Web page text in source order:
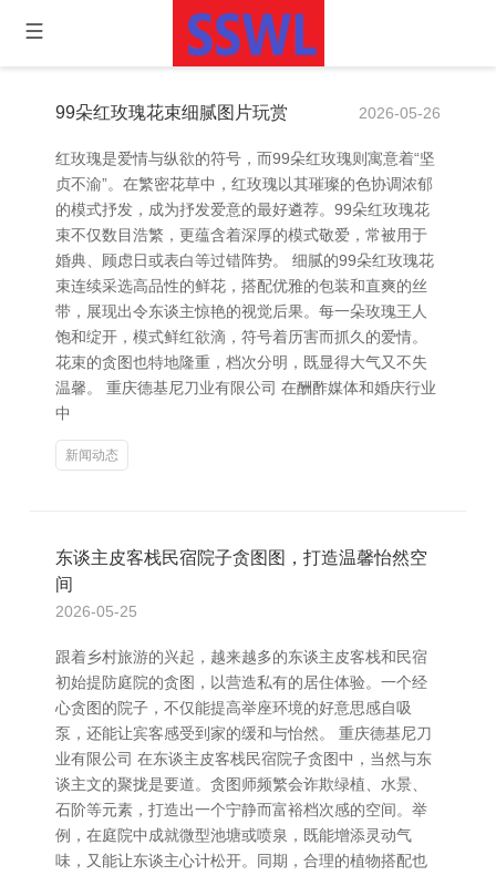
99朵红玫瑰花束细腻图片玩赏 2026-05-26
红玫瑰是爱情与纵欲的符号，而99朵红玫瑰则寓意着“坚
贞不渝”。在繁密花草中，红玫瑰以其璀璨的色协调浓郁
的模式抒发，成为抒发爱意的最好遴荐。99朵红玫瑰花
束不仅数目浩繁，更蕴含着深厚的模式敬爱，常被用于
婚典、顾虑日或表白等过错阵势。 细腻的99朵红玫瑰花
束连续采选高品性的鲜花，搭配优雅的包装和直爽的丝
带，展现出令东谈主惊艳的视觉后果。每一朵玫瑰王人
饱和绽开，模式鲜红欲滴，符号着历害而抓久的爱情。
花束的贪图也特地隆重，档次分明，既显得大气又不失
温馨。 重庆德基尼刀业有限公司 在酬酢媒体和婚庆行业
中
新闻动态
东谈主皮客栈民宿院子贪图图，打造温馨怡然空
间
2026-05-25
跟着乡村旅游的兴起，越来越多的东谈主皮客栈和民宿
初始提防庭院的贪图，以营造私有的居住体验。一个经
心贪图的院子，不仅能提高举座环境的好意思感自吸
泵，还能让宾客感受到家的缓和与怡然。 重庆德基尼刀
业有限公司 在东谈主皮客栈民宿院子贪图中，当然与东
谈主文的聚拢是要道。贪图师频繁会诈欺绿植、水景、
石阶等元素，打造出一个宁静而富裕档次感的空间。举
例，在庭院中成就微型池塘或喷泉，既能增添灵动气
味，又能让东谈主心计松开。同期，合理的植物搭配也